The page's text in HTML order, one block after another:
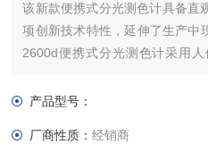
该新款便携式分光测色计具备直
项创新技术特性，延伸了生产中
2600d便携式分光测色计采用
产品型号：
厂商性质：经销商